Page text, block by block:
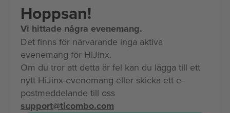
Hoppsan!
Vi hittade några evenemang.
Det finns för närvarande inga aktiva
evenemang för HiJinx.
Om du tror att detta är fel kan du lägga till ett
nytt HiJinx-evenemang eller skicka ett e-
postmeddelande till oss
support@ticombo.com